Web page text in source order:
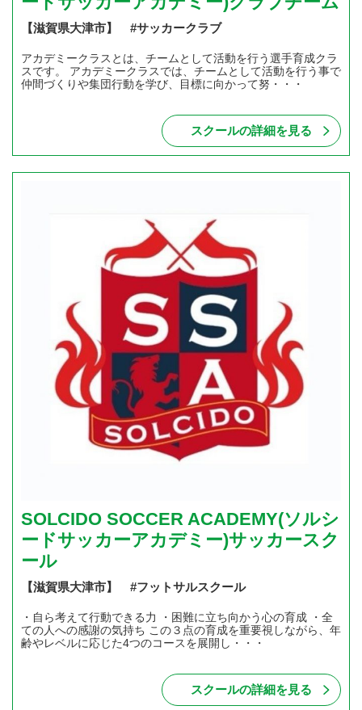
【滋賀県大津市】 #サッカークラブ
アカデミークラスとは、チームとして活動を行う選手育成クラ
スです。 アカデミークラスでは、チームとして活動を行う事で
仲間づくりや集団行動を学び、目標に向かって努・・・
スクールの詳細を見る
SOLCIDO SOCCER ACADEMY(ソルシ
ードサッカーアカデミー)サッカースク
ール
【滋賀県大津市】 #フットサルスクール
・自ら考えて行動できる力 ・困難に立ち向かう心の育成 ・全
ての人への感謝の気持ち この３点の育成を重要視しながら、年
齢やレベルに応じた4つのコースを展開し・・・
スクールの詳細を見る